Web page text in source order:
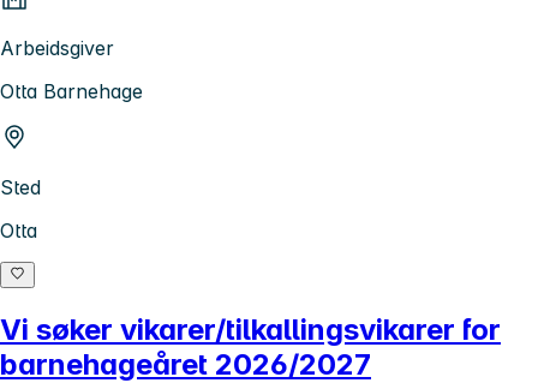
Arbeidsgiver
Otta Barnehage
Sted
Otta
Vi søker vikarer/tilkallingsvikarer for
barnehageåret 2026/2027